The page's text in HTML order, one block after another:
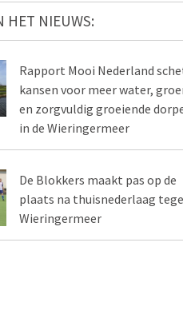
HET NIEUWS:
Rapport Mooi Nederland
kansen voor meer water,
en zorgvuldig groeiende
in de Wieringermeer
De Blokkers maakt pas op de
plaats na thuisnederlaag
Wieringermeer